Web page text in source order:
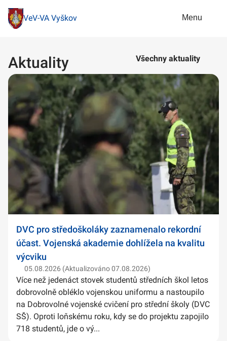
VeV-VA Vyškov Menu
Aktuality Všechny aktuality
DVC pro středoškoláky zaznamenalo rekordní
účast. Vojenská akademie dohlížela na kvalitu
výcviku
05.08.2026 (Aktualizováno 07.08.2026)
Více než jedenáct stovek studentů středních škol letos
dobrovolně obléklo vojenskou uniformu a nastoupilo
na Dobrovolné vojenské cvičení pro střední školy (DVC
SŠ). Oproti loňskému roku, kdy se do projektu zapojilo
718 studentů, jde o vý...